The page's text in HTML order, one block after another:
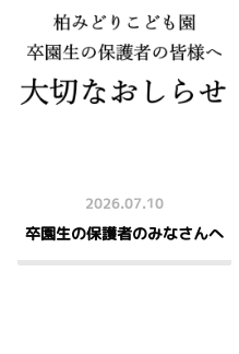
2026.07.10
卒園生の保護者のみなさんへ